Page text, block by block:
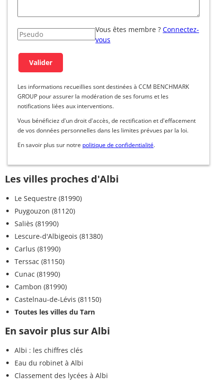
Vous êtes membre ? Connectez-
vous
Les informations recueillies sont destinées à CCM BENCHMARK
GROUP pour assurer la modération de ses forums et les
notifications liées aux interventions.
Vous bénéficiez d'un droit d'accès, de rectification et d'effacement
de vos données personnelles dans les limites prévues par la loi.
En savoir plus sur notre politique de confidentialité.
Les villes proches d'Albi
Le Sequestre (81990)
Puygouzon (81120)
Saliès (81990)
Lescure-d'Albigeois (81380)
Carlus (81990)
Terssac (81150)
Cunac (81990)
Cambon (81990)
Castelnau-de-Lévis (81150)
Toutes les villes du Tarn
En savoir plus sur Albi
Albi : les chiffres clés
Eau du robinet à Albi
Classement des lycées à Albi